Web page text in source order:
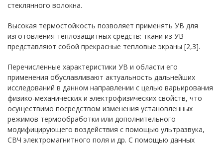
стеклянного волокна.
Высокая термостойкость позволяет применять УВ для
изготовления теплозащитных средств: ткани из УВ
представляют собой прекрасные тепловые экраны [2,3].
Перечисленные характеристики УВ и области его
применения обуславливают актуальность дальнейших
исследований в данном направлении с целью варьирования
физико-механических и электрофизических свойств, что
осуществимо посредством изменения установленных
режимов термообработки или дополнительного
модифицирующего воздействия с помощью ультразвука,
СВЧ электромагнитного поля и др. С помощью данных